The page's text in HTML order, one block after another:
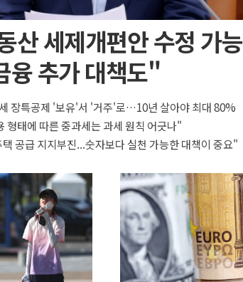
산 세제개편안 수정 가능
융 추가 대책도"
장특공제 '보유'서 '거주'로…10년 살아야 최대 80%
형태에 따른 중과세는 과세 원칙 어긋나"
공급 지지부진...숫자보다 실천 가능한 대책이 중요"